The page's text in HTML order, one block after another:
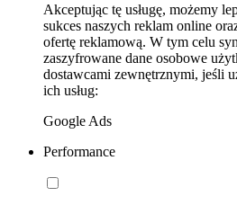
Akceptując tę usługę, możemy
sukces naszych reklam online
ofertę reklamową. W tym celu
zaszyfrowane dane osobowe
dostawcami zewnętrznymi, jeśli
ich usług:
Google Ads
Performance